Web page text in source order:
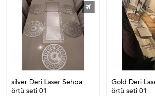
silver Deri Laser Sehpa
örtü seti 01
Gold Deri Laser Sehpa
örtü seti 01